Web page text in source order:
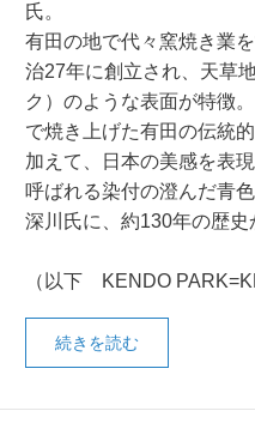
氏。
有田の地で代々窯焼き業
治27年に創立され、天草
ク）のような表面が
で焼き上げた有田の伝統
加えて、日本の美感を表
呼ばれる染付の澄んだ青
深川氏に、約130年の歴史
（以下 KENDO
続きを読む